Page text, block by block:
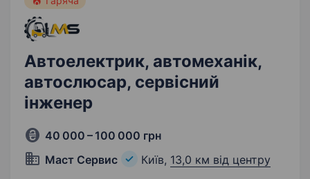
Автоелектрик, автомеханік,
автослюсар, сервісний
інженер
40 000 – 100 000 грн
Маст Сервис
Київ, 13,0 км від центру